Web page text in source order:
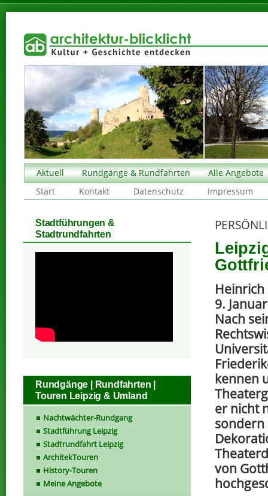
Aktuell Rundgänge & Rundfahrten
Alle Angebote
Start
Kontakt Datenschutz Impressum
9.
Nach
kennen
er nicht
sondern
von
Stadtführungen &
Stadtrundfahrten
Rundgänge | Rundfahrten |
Touren Leipzig & Umland
Nachtwächter-Rundgang
Stadtführung Leipzig
Stadtrundfahrt Leipzig
ArchitekTouren
History-Touren
Meine Angebote